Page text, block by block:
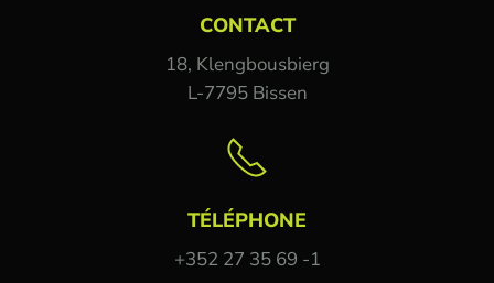
CONTACT
18, Klengbousbierg
L-7795 Bissen
TÉLÉPHONE
+352 27 35 69 -1